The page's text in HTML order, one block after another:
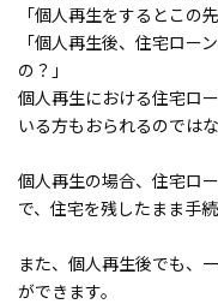
「個人再生をするとこの
「個人再生後、住宅ロー
の？」
個人再生における住宅ロ
いる方もおられるのでは
個人再生の場合、住宅ロ
で、住宅を残したまま手
また、個人再生後でも、
ができます。